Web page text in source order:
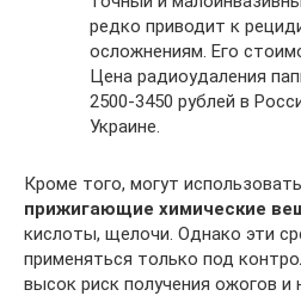
редко приводит к
осложнениям. Его
Цена радиоудаления
2500-3450 рублей в
Украине.
Кроме того, могут
прижигающие химические
кислоты, щелочи. Однако эти
применяться только под
высок риск получения ожогов и